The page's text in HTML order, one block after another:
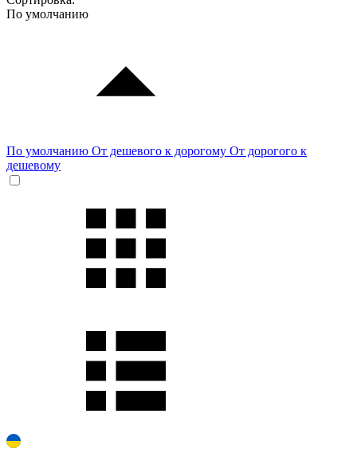
По умолчанию
По умолчанию От дешевого к дорогому От дорогого к
дешевому